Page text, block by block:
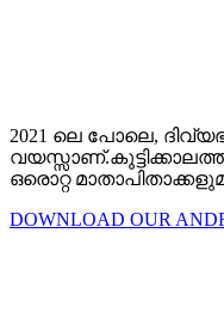
2021 ലെ പോലെ,
ഒരൊറ്റ
DOWNLOAD OUR